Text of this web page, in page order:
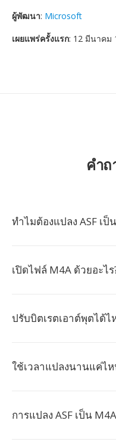
ผู้พัฒนา: Microsoft
เผยแพร่ครั้งแรก: 12 มีนาคม
คำ
ทำไมต้องแปลง ASF เป็
เปิดไฟล์ M4A ด้วยอะไร
ปรับบิตเรตเอาต์พุตได้ไ
ใช้เวลาแปลงนานแค่ไห
การแปลง ASF เป็น